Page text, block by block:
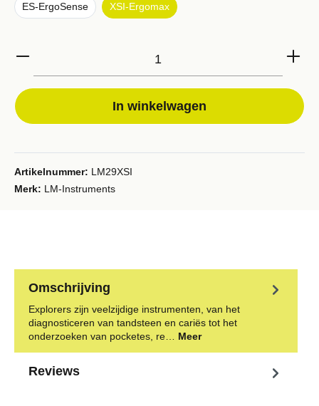
ES-ErgoSense XSI-Ergomax
In winkelwagen
Artikelnummer: LM29XSI
Merk: LM-Instruments
Omschrijving
Explorers zijn veelzijdige instrumenten, van het
diagnosticeren van tandsteen en cariës tot het
onderzoeken van pocketes, re… Meer
Reviews